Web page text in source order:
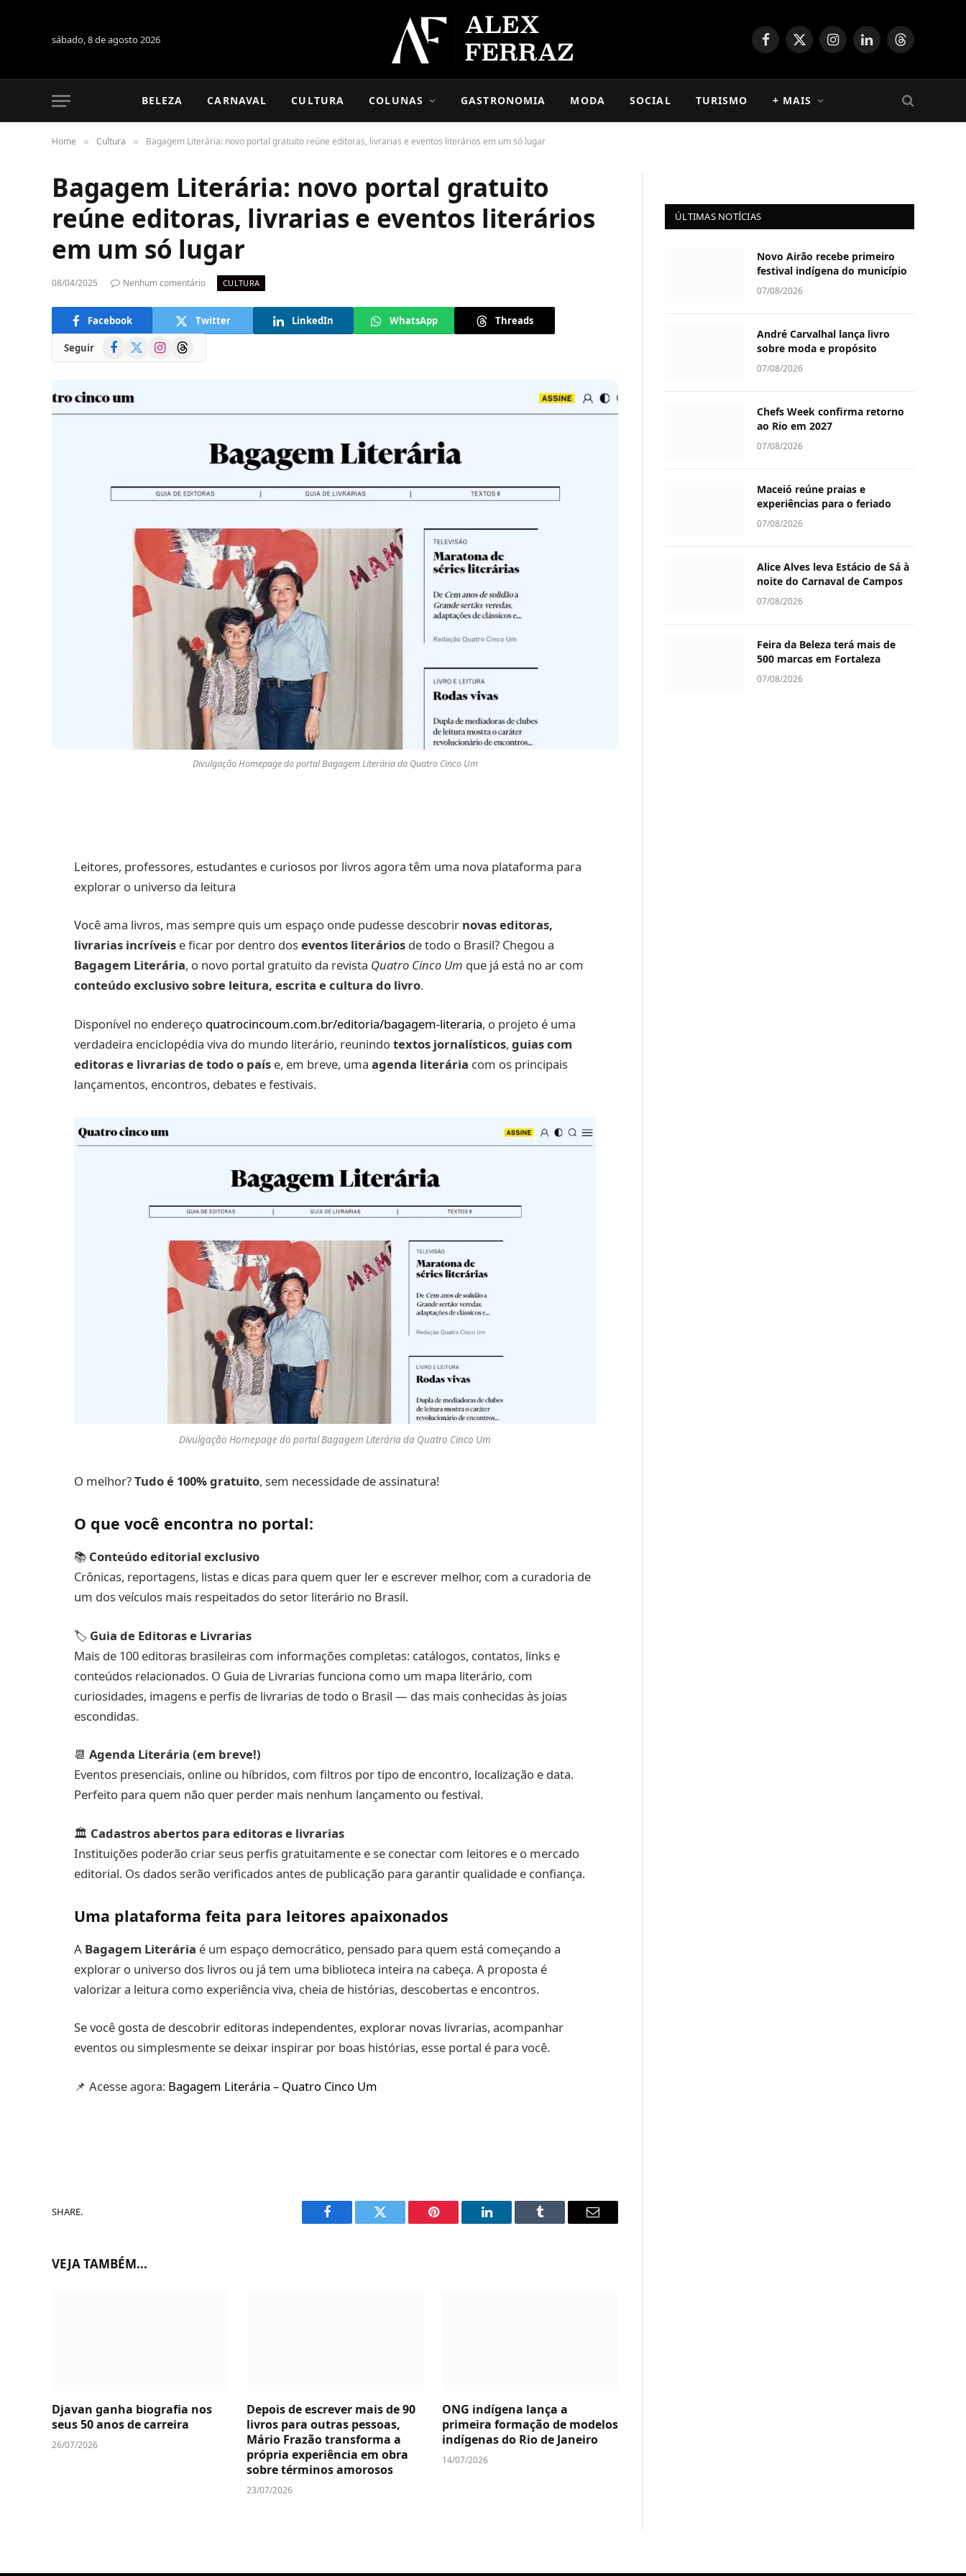
sábado, 8 de agosto 2026 Facebook
X
InstagramLinkedInThreads
BELEZA CARNAVAL CULTURA COLUNAS GASTRONOMIA MODA SOCIAL TURISMO + MAIS
Home » Cultura » Bagagem Literária: novo portal gratuito reúne editoras, livrarias e eventos literários em um só lugar
Bagagem Literária: novo portal gratuito
reúne editoras, livrarias e eventos literários
em um só lugar
08/04/2025 Nenhum comentário CULTURA
Facebook Twitter LinkedIn WhatsApp Threads
Seguir Facebook
(Twitter)
InstagramThreads
Divulgação Homepage do portal Bagagem Literária da Quatro Cinco Um
Leitores, professores, estudantes e curiosos por livros agora têm uma nova plataforma para
explorar o universo da leitura
Você ama livros, mas sempre quis um espaço onde pudesse descobrir novas editoras,
livrarias incríveis e ficar por dentro doseventos literários de todo o Brasil? Chegou a
Bagagem Literária, o novo portal gratuito da revista Quatro Cinco Um que já está no ar com
conteúdo exclusivo sobre leitura, escrita e cultura do livro.
Disponível no endereço quatrocincoum.com.br/editoria/bagagem-literaria, o projeto é uma
verdadeira enciclopédia viva do mundo literário, reunindotextos jornalísticos, guias com
editoras e livrarias de todo o país e, em breve, uma agenda literária com os principais
lançamentos, encontros, debates e festivais.
Divulgação Homepage do portal Bagagem Literária da Quatro Cinco Um
O melhor?Tudo é 100% gratuito, sem necessidade de assinatura!
O que você encontra no portal:
📚 Conteúdo editorial exclusivo
Crônicas, reportagens, listas e dicas para quem quer ler e escrever melhor, com a curadoria de
um dos veículos mais respeitados do setor literário no Brasil.
🏷️ Guia de Editoras e Livrarias
Mais de 100 editoras brasileiras com informações completas: catálogos, contatos, links e
conteúdos relacionados. O Guia de Livrarias funciona como um mapa literário, com
curiosidades, imagens e perfis de livrarias de todo o Brasil — das mais conhecidas às joias
escondidas.
📆 Agenda Literária (em breve!)
Eventos presenciais, online ou híbridos, com filtros por tipo de encontro, localização e data.
Perfeito para quem não quer perder mais nenhum lançamento ou festival.
🏛️ Cadastros abertos para editoras e livrarias
Instituições poderão criar seus perfis gratuitamente e se conectar com leitores e o mercado
editorial. Os dados serão verificados antes de publicação para garantir qualidade e confiança.
Uma plataforma feita para leitores apaixonados
A Bagagem Literária é um espaço democrático, pensado para quem está começando a
explorar o universo dos livros ou já tem uma biblioteca inteira na cabeça. A proposta é
valorizar a leitura como experiência viva, cheia de histórias, descobertas e encontros.
Se você gosta de descobrir editoras independentes, explorar novas livrarias, acompanhar
eventos ou simplesmente se deixar inspirar por boas histórias, esse portal é para você.
📌 Acesse agora: Bagagem Literária – Quatro Cinco Um
SHARE.
Facebook Twitter Pinterest LinkedIn Tumblr Email
VEJA TAMBÉM...
Djavan ganha biografia nos
seus 50 anos de carreira
26/07/2026
Depois de escrever mais de 90
livros para outras pessoas,
Mário Frazão transforma a
própria experiência em obra
sobre términos amorosos
23/07/2026
ONG indígena lança a
primeira formação de modelos
indígenas do Rio de Janeiro
14/07/2026
ÚLTIMAS NOTÍCIAS
Novo Airão recebe primeiro
festival indígena do município
07/08/2026
André Carvalhal lança livro
sobre moda e propósito
07/08/2026
Chefs Week confirma retorno
ao Rio em 2027
07/08/2026
Maceió reúne praias e
experiências para o feriado
07/08/2026
Alice Alves leva Estácio de Sá à
noite do Carnaval de Campos
07/08/2026
Feira da Beleza terá mais de
500 marcas em Fortaleza
07/08/2026